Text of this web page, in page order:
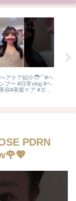
アケア紹介🧑‍🦲#ヘ
プー #日常vlog #ヘ
容#美髪ケア #ダメ
PDRN